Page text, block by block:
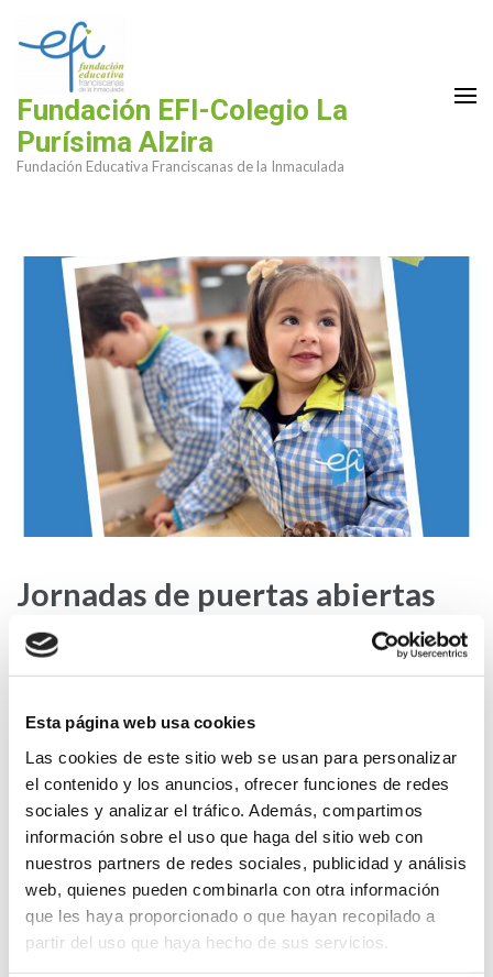
Esta página web usa cookies
Las cookies de este sitio web se usan para personalizar
el contenido y los anuncios, ofrecer funciones de redes
sociales y analizar el tráfico. Además, compartimos
información sobre el uso que haga del sitio web con
nuestros partners de redes sociales, publicidad y análisis
web, quienes pueden combinarla con otra información
que les haya proporcionado o que hayan recopilado a
partir del uso que haya hecho de sus servicios.
contenido
(presiona
tecla
Fundación EFI-Colegio La
Purísima Alzira
Fundación Educativa Franciscanas de la Inmaculada
Jornadas de puertas abiertas
28 Ene,2026